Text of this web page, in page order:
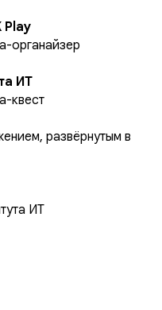
Play
органайзер
ИТ
квест
развёрнутым в
ИТ